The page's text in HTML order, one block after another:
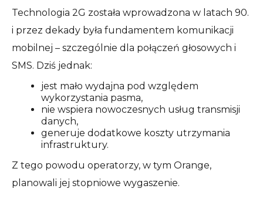
Technologia 2G została wprowadzona w latach 90.
i przez dekady była fundamentem komunikacji
mobilnej – szczególnie dla połączeń głosowych i
SMS. Dziś jednak:
jest mało wydajna pod względem
wykorzystania pasma,
nie wspiera nowoczesnych usług transmisji
danych,
generuje dodatkowe koszty utrzymania
infrastruktury.
Z tego powodu operatorzy, w tym Orange,
planowali jej stopniowe wygaszenie.